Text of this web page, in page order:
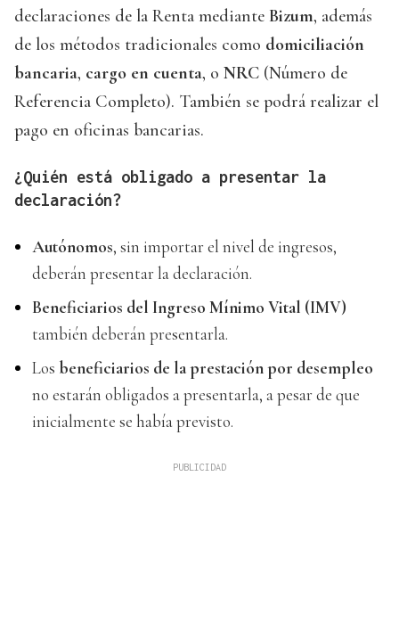
declaraciones de la Renta mediante Bizum, además
de los métodos tradicionales como domiciliación
bancaria, cargo en cuenta, o NRC (Número de
Referencia Completo). También se podrá realizar el
pago en oficinas bancarias.
¿Quién está obligado a presentar la
declaración?
Autónomos, sin importar el nivel de ingresos,
deberán presentar la declaración.
Beneficiarios del Ingreso Mínimo Vital (IMV)
también deberán presentarla.
Los beneficiarios de la prestación por desempleo
no estarán obligados a presentarla, a pesar de que
inicialmente se había previsto.